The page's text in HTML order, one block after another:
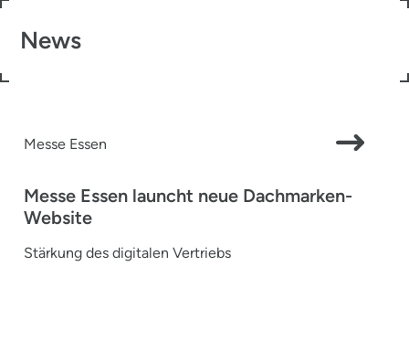
News
Messe Essen
Messe Essen launcht neue Dachmarken-
Website
Stärkung des digitalen Vertriebs